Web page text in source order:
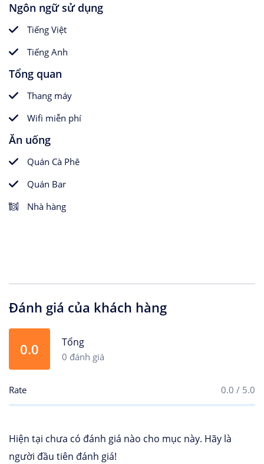
Ngôn ngữ sử dụng
Tiếng Việt
Tiếng Anh
Tổng quan
Thang máy
Wifi miễn phí
Ăn uống
Quán Cà Phê
Quán Bar
Nhà hàng
Đánh giá của khách hàng
0.0 Tổng
0 đánh giá
Rate 0.0 / 5.0
Hiện tại chưa có đánh giá nào cho mục này. Hãy là
người đầu tiên đánh giá!